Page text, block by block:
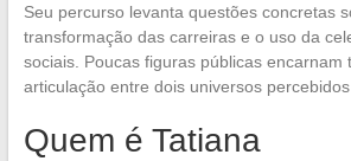
Seu percurso levanta questões concretas
transformação das carreiras e o uso da
sociais. Poucas figuras públicas encarnam
articulação entre dois universos
Quem é Tatiana